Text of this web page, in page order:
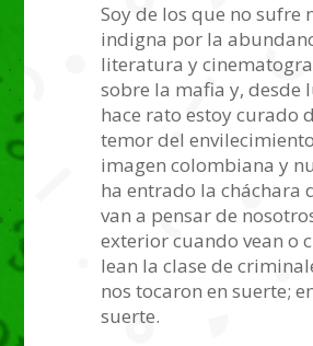
Soy de los que no sufre
indigna por la
literatura y
sobre la mafia y, desde
hace rato estoy curado
temor del
imagen colombiana y
ha entrado la cháchara
van a pensar de
exterior cuando vean o
lean la clase de
nos tocaron en suerte;
suerte.